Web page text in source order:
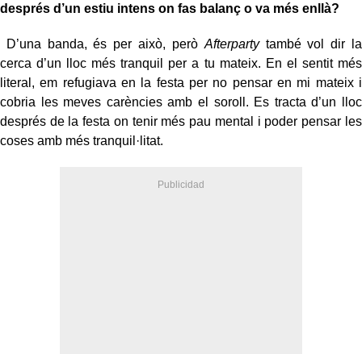
després d’un estiu intens on fas balanç o va més enllà?
D’una banda, és per això, però Afterpartytambé vol dir la
cerca d’un lloc més tranquil per a tu mateix. En el sentit més
literal, em refugiava en la festa per no pensar en mi mateix i
cobria les meves carències amb el soroll. Es tracta d’un lloc
després de la festa on tenir més pau mental i poder pensar les
coses amb més tranquil·litat.